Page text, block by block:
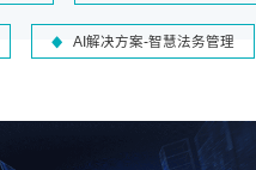
AI解决方案-智慧法务管理